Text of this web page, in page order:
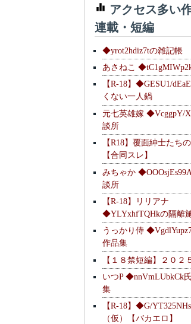
アクセス多い
連載・短編
◆yrot2hdiz7tの雑記帳
あさねこ
【R-18】◆GESU1/
くない一人鍋
元七英雄嫁 ◆VcggpY/
談所
【R18】覆面紳士たち
【合同スレ】
みちゃか
談所
【R-18】リリアナ
◆YLYxhfTQHkの隔離
うっかり侍
作品集
【１８禁短編】２０２
いつP ◆nnVmLUbkCk
集
【R-18】◆G/
（仮）【バカエロ】